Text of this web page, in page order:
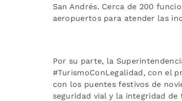
San Andrés. Cerca de 200
aeropuertos para atender las
Por su parte, la
#TurismoConLegalidad, con el
con los puentes festivos de
seguridad vial y la integridad de